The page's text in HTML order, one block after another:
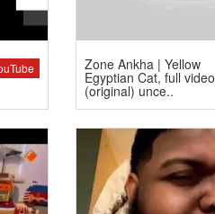
Zone Ankha | Yellow
Egyptian Cat, full video
(original) unce..